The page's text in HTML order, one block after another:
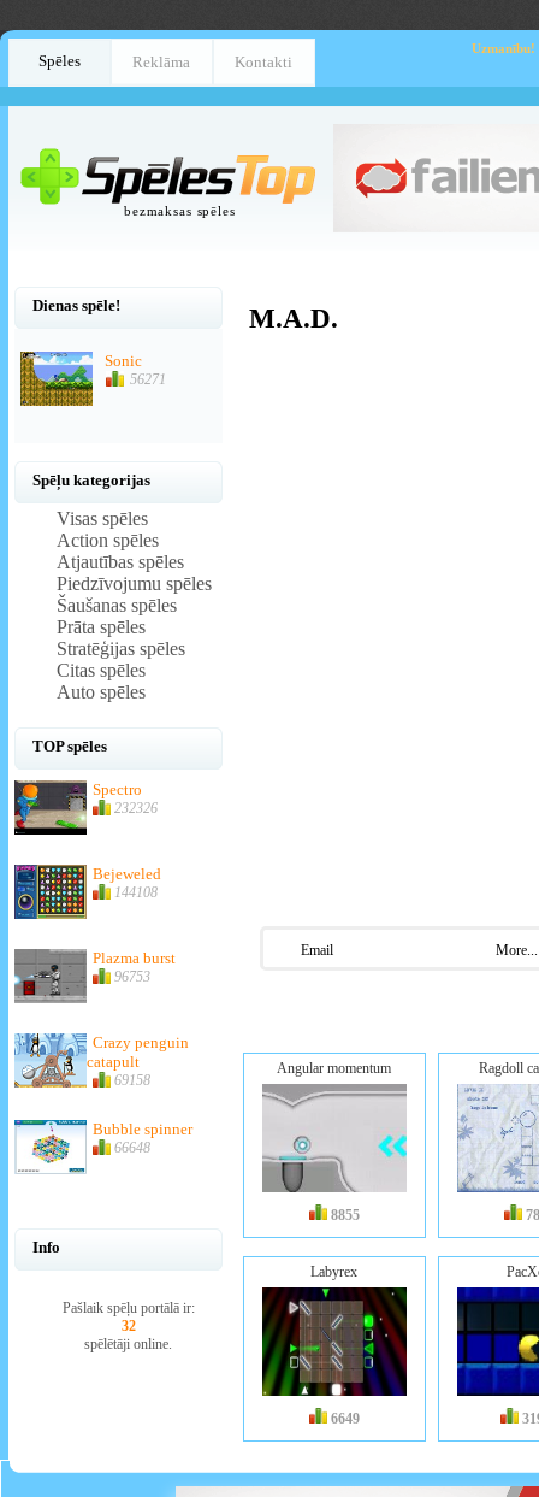
Spēles Reklāma Kontakti
Uzmanību!
bezmaksas spēles
Dienas spēle!
Sonic
56271
Spēļu kategorijas
Visas spēles
Action spēles
Atjautības spēles
Piedzīvojumu spēles
Šaušanas spēles
Prāta spēles
Stratēģijas spēles
Citas spēles
Auto spēles
TOP spēles
Spectro
232326
Bejeweled
144108
Plazma burst
96753
Crazy penguin
catapult
69158
Bubble spinner
66648
Info
Pašlaik spēļu portālā ir:
32
spēlētāji online.
M.A.D.
Email More...
Angular momentum
8855
Ragdoll
Labyrex
6649